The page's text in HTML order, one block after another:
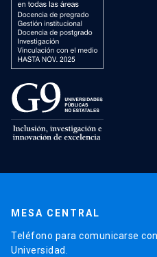
MESA CENTRAL
Teléfono para comunicarse
Universidad.